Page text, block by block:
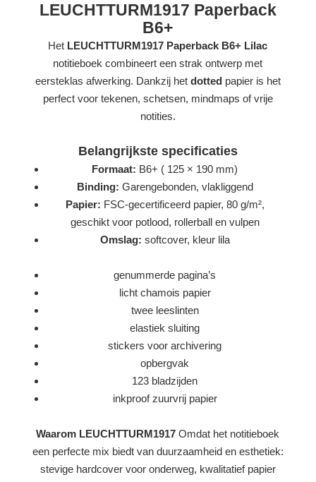
LEUCHTTURM1917 Paperback
B6+
Het LEUCHTTURM1917 Paperback B6+ Lilac
notitieboek combineert een strak ontwerp met
eersteklas afwerking. Dankzij het dottedpapier is het
perfect voor tekenen, schetsen, mindmaps of vrije
notities.
Belangrijkste specificaties
Formaat: B6+ ( 125 × 190 mm)
Binding: Garengebonden, vlakliggend
Papier: FSC-gecertificeerd papier, 80 g/m²,
geschikt voor potlood, rollerball en vulpen
Omslag: softcover, kleur lila
genummerde pagina’s
licht chamois papier
twee leeslinten
elastiek sluiting
stickers voor archivering
opbergvak
123 bladzijden
inkproof zuurvrij papier
Waarom LEUCHTTURM1917 Omdat het notitieboek
een perfecte mix biedt van duurzaamheid en esthetiek:
stevige hardcover voor onderweg, kwalitatief papier